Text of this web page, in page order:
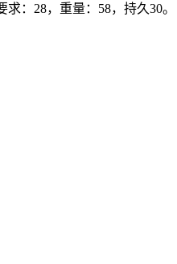
：28，重量：58，持久30。